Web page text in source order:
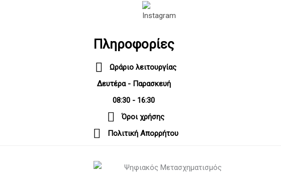
Πληροφορίες
Ωράριο λειτουργίας
Δευτέρα - Παρασκευή
08:30 - 16:30
Όροι χρήσης
Πολιτική Απορρήτου